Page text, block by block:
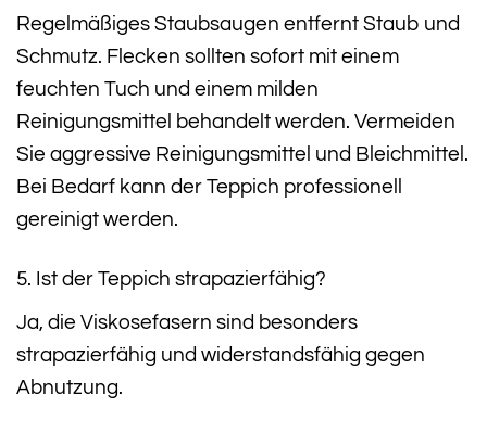
Regelmäßiges Staubsaugen entfernt Staub und
Schmutz. Flecken sollten sofort mit einem
feuchten Tuch und einem milden
Reinigungsmittel behandelt werden. Vermeiden
Sie aggressive Reinigungsmittel und Bleichmittel.
Bei Bedarf kann der Teppich professionell
gereinigt werden.
5. Ist der Teppich strapazierfähig?
Ja, die Viskosefasern sind besonders
strapazierfähig und widerstandsfähig gegen
Abnutzung.